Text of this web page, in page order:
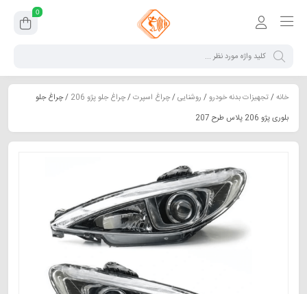
0
خانه/تجهیزات بدنه خودرو/ روشنایی/چراغ اسپرت/چراغ جلو پژو 206
/ چراغ جلو
بلوری پژو 206 پلاس طرح 207